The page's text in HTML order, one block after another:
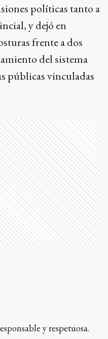
políticas tanto a
y dejó en
frente a dos
del sistema
públicas vinculadas
y respetuosa.